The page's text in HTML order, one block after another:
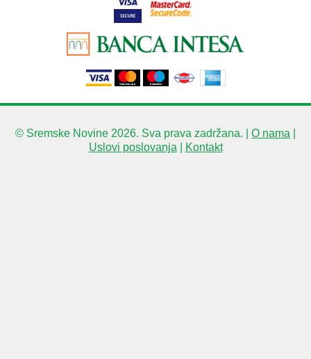
© Sremske Novine 2026. Sva prava zadržana. | O nama
Uslovi poslovanja| Kontakt